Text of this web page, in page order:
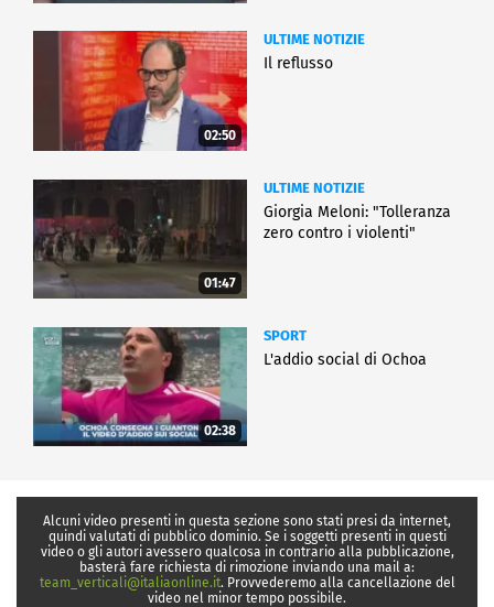
02:50
ULTIME NOTIZIE
Il reflusso
01:47
ULTIME NOTIZIE
Giorgia Meloni: "Tolleranza
zero contro i violenti"
02:38
SPORT
L'addio social di Ochoa
Alcuni video presenti in questa sezione sono stati presi da internet,
quindi valutati di pubblico dominio. Se i soggetti presenti in questi
video o gli autori avessero qualcosa in contrario alla pubblicazione,
basterà fare richiesta di rimozione inviando una mail a:
team_verticali@italiaonline.it. Provvederemo alla cancellazione del
video nel minor tempo possibile.